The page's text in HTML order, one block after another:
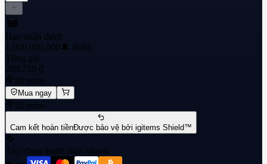
Bạn nhận được
1,000,000,000🔔 Bells
Tổng giá
269.719 ₫
20 mins
Mua ngay
20 mins
Cam kết hoàn tiềnĐược bảo vệ bởi igitems Shield™
Tùy chọn thanh toán nhanh